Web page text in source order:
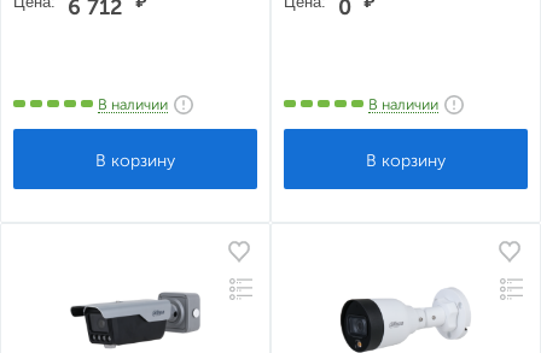
6 712
В наличии
0
В наличии